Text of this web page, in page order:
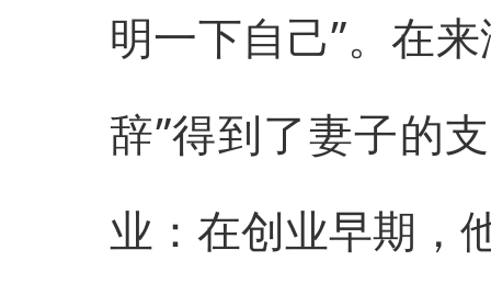
明一下自己”。在
辞”得到了妻子的
业：在创业早期，